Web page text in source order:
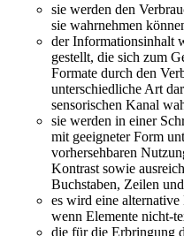
sie werden den
sie wahrnehmen
der Informationsinhalt
gestellt, die sich zum
Formate durch den
unterschiedliche Art
sensorischen Kanal
sie werden in einer
mit geeigneter Form
vorhersehbaren
Kontrast sowie
Buchstaben, Zeilen
es wird eine alternative
wenn Elemente nicht-
die für die Erbringung